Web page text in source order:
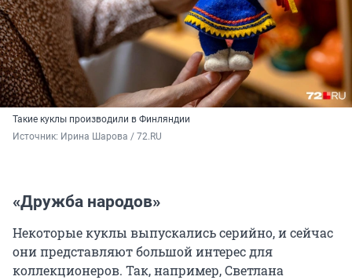
Такие куклы производили в Финляндии
Источник: Ирина Шарова / 72.RU
«Дружба народов»
Некоторые куклы выпускались серийно, и сейчас
они представляют большой интерес для
коллекционеров. Так, например, Светлана